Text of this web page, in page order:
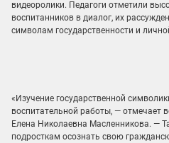
видеоролики. Педагоги отметили
воспитанников в диалог, их
символам государственности и
«Изучение государственной
воспитательной работы, — отмечает
Елена Николаевна Масленникова. —
подросткам осознать свою